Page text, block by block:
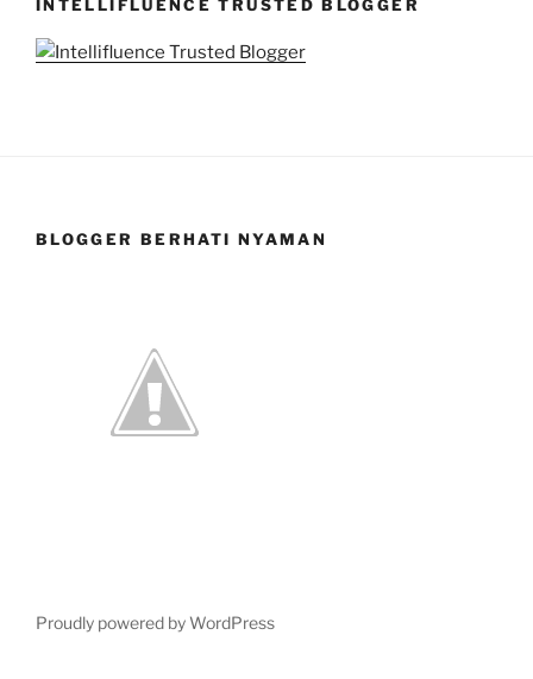
INTELLIFLUENCE TRUSTED BLOGGER
BLOGGER BERHATI NYAMAN
Proudly powered by WordPress